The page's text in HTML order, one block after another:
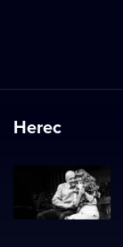
Herec